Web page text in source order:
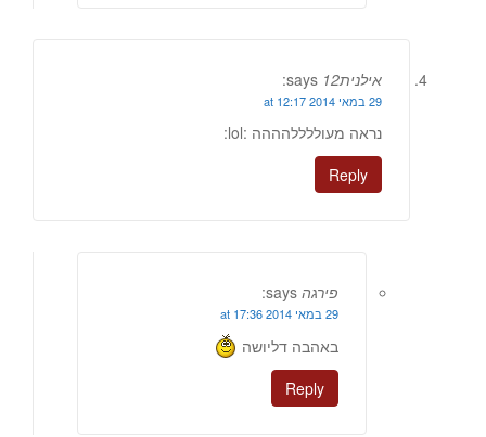
אילנית12 says:
29 במאי 2014 at 12:17
נראה מעוללללהההה :lol:
Reply
פירגה says:
29 במאי 2014 at 17:36
באהבה דליושה
Reply